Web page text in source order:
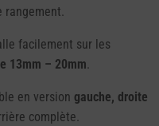
rangement.
facilement sur les
13mm – 20mm.
en version gauche, droite
complète.